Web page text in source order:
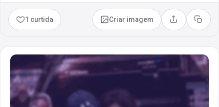
1 curtida Criar imagem Compartilhar
Copiar